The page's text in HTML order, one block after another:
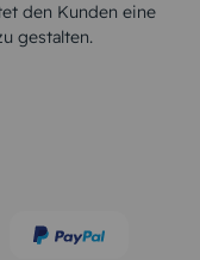
den Kunden eine
gestalten.